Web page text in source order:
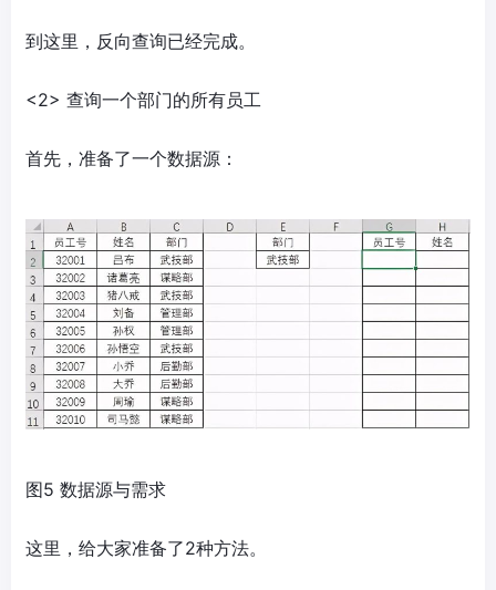
到这里，反向查询已经完成。
<2> 查询一个部门的所有员工
首先，准备了一个数据源：
图5 数据源与需求
这里，给大家准备了2种方法。